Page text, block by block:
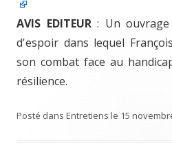
AVIS EDITEUR: Un ouvrage
d'espoir dans lequel
son combat face au
résilience.
Posté dans Entretiens le 15